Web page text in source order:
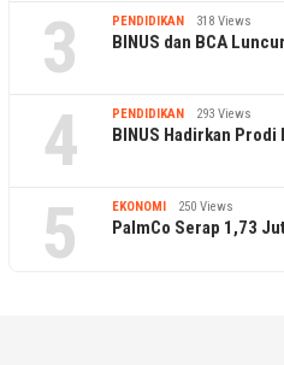
3 PENDIDIKAN 318 Views
BINUS dan BCA
4 PENDIDIKAN 293 Views
BINUS Hadirkan
5 EKONOMI 250 Views
PalmCo Serap 1,73